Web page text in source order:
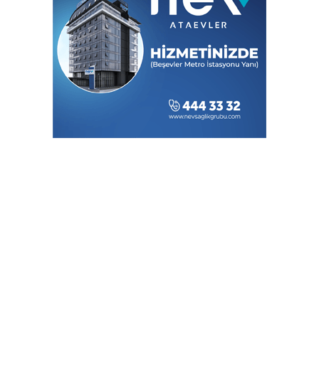
Cevdet Yılmaz: Mekke Ortak Savunma
Anlaşması bölgesel güvenliğe katkı
sağlayacak
İzmit'te 3 Çınar Çocuk Evi için kura
çekimi gerçekleştirildi
Malatya'da Uluslararası Beydağı Dağ
Bisikleti Yarışı Kortejle Başladı